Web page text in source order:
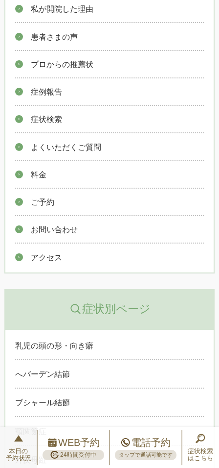
私が開院した理由
患者さまの声
プロからの推薦状
症例報告
症状検索
よくいただくご質問
料金
ご予約
お問い合わせ
アクセス
症状別ページ
乳児の頭の形・向き癖
へバーデン結節
ブシャール結節
顎関節症
外反母趾
本日の
予約状況
WEB予約
24時間受付中
電話予約
タップで通話可能です
症状検索
はこちら